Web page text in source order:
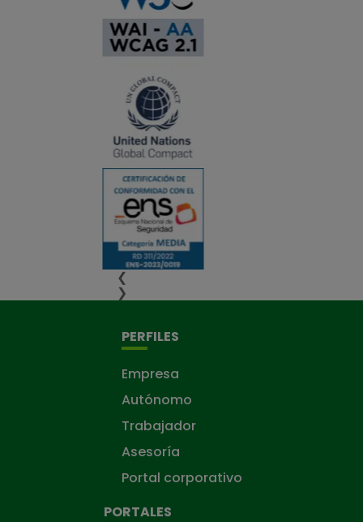
❮
❯
PERFILES
Empresa
Autónomo
Trabajador
Asesoría
Portal corporativo
PORTALES